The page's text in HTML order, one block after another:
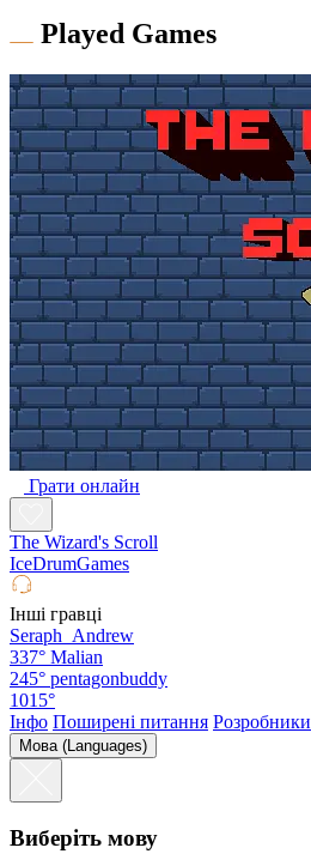
Played Games
Грати онлайн
The Wizard's Scroll
IceDrumGames
Інші гравці
Seraph_Andrew
337° Malian
245° pentagonbuddy
1015°
Інфо Поширені питання Розробники
Мова (Languages)
Виберіть мову